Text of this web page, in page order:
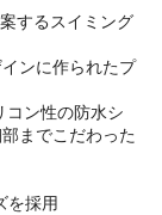
するスイミング
ンに作られたプ
コン性の防水シ
までこだわった
を採用